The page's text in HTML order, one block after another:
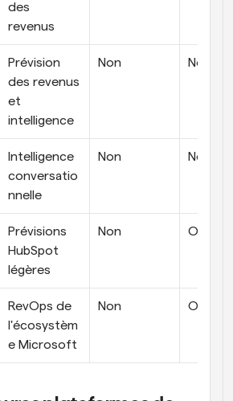
des
revenus
Prévision
des revenus
et
intelligence
Non Non
Intelligence
conversatio
nnelle
Non Non
Prévisions
HubSpot
légères
Non Oui
RevOps de
l'écosystèm
e Microsoft
Non Oui